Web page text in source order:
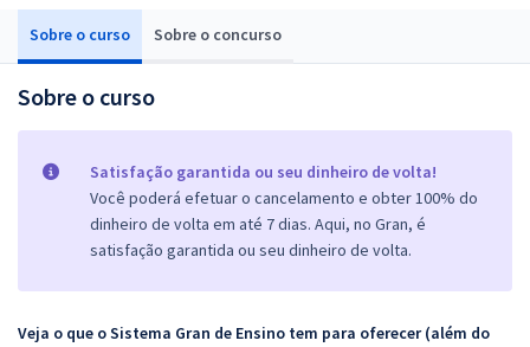
Sobre o curso Sobre o concurso
Sobre o curso
Satisfação garantida ou seu dinheiro de volta!
Você poderá efetuar o cancelamento e obter 100% do
dinheiro de volta em até 7 dias. Aqui, no Gran, é
satisfação garantida ou seu dinheiro de volta.
Veja o que o Sistema Gran de Ensino tem para oferecer (além do